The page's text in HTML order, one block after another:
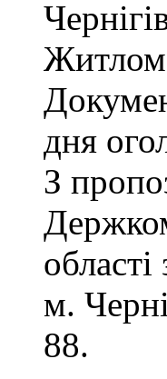
Житлом
дня
З
м.
88.